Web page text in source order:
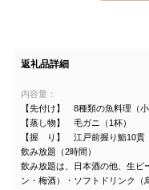
返礼品詳細
内容量：
【先付け】 8種類の魚料理（小
【蒸し物】 毛ガニ（1杯）
【握 り】 江戸前握り鮨10貫
飲み放題（2時間）
飲み放題は、日本酒の他、生ビ
ン・梅酒）・ソフトドリンク（